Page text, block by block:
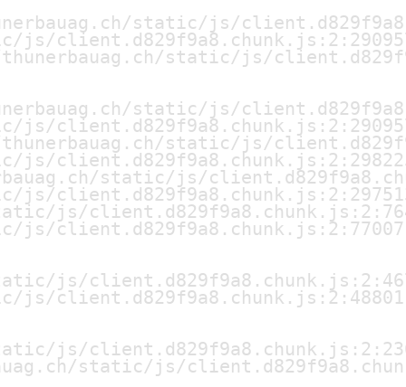
static/js/
js/
static/js/
static/js/
js/
static/js/
js/
static/js/
js/
js/
js/client.d829f9a8.chunk.js:2:77007
js/
js/client.d829f9a8.chunk.js:2:48801
js/
static/js/